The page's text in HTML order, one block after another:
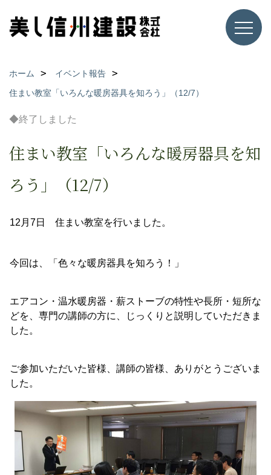
ホーム
イベント報告
住まい教室「いろんな暖房器具を知ろう」（12/7）
◆終了しました
住まい教室「いろんな暖房器具を知
ろう」（12/7）
12月7日 住まい教室を行いました。
今回は、「色々な暖房器具を知ろう！」
エアコン・温水暖房器・薪ストーブの特性や長所・短所な
どを、専門の講師の方に、じっくりと説明していただきま
した。
ご参加いただいた皆様、講師の皆様、ありがとうございま
した。